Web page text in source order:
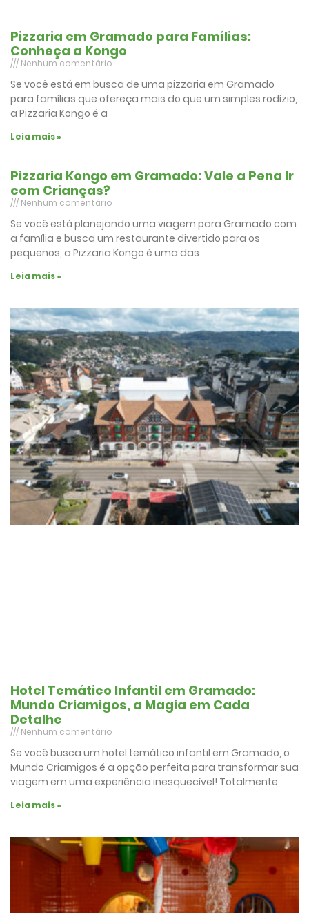
Pizzaria em Gramado para Famílias:
Conheça a Kongo
Nenhum comentário
Se você está em busca de uma pizzaria em Gramado
para famílias que ofereça mais do que um simples rodízio,
a Pizzaria Kongo é a
Leia mais »
Pizzaria Kongo em Gramado: Vale a Pena Ir
com Crianças?
Nenhum comentário
Se você está planejando uma viagem para Gramado com
a família e busca um restaurante divertido para os
pequenos, a Pizzaria Kongo é uma das
Leia mais »
Hotel Temático Infantil em Gramado:
Mundo Criamigos, a Magia em Cada
Detalhe
Nenhum comentário
Se você busca um hotel temático infantil em Gramado, o
Mundo Criamigos é a opção perfeita para transformar sua
viagem em uma experiência inesquecível! Totalmente
Leia mais »